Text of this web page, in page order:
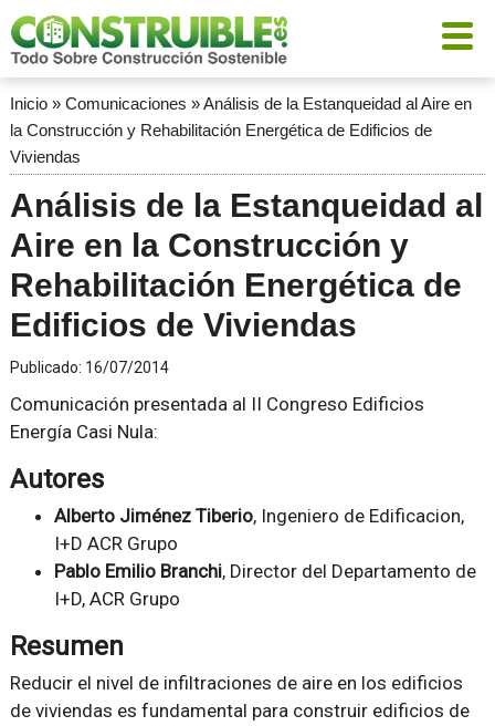
Inicio» Comunicaciones »Análisis de la Estanqueidad al Aire en
la Construcción y Rehabilitación Energética de Edificios de
Viviendas
Análisis de la Estanqueidad al
Aire en la Construcción y
Rehabilitación Energética de
Edificios de Viviendas
Publicado: 16/07/2014
Comunicación presentada al II Congreso Edificios
Energía Casi Nula:
Autores
Alberto Jiménez Tiberio, Ingeniero de Edificacion,
I+D ACR Grupo
Pablo Emilio Branchi, Director del Departamento de
I+D, ACR Grupo
Resumen
Reducir el nivel de infiltraciones de aire en los edificios
de viviendas es fundamental para construir edificios de